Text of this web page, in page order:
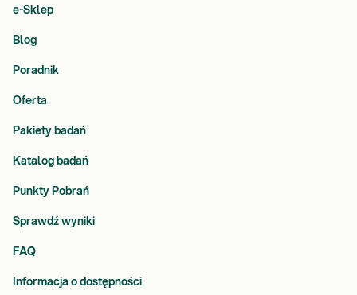
e-Sklep
Blog
Poradnik
Oferta
Pakiety badań
Katalog badań
Punkty Pobrań
Sprawdź wyniki
FAQ
Informacja o dostępności